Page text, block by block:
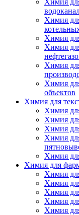
Химия
Химия
Химия
Химия
Химия
Химия
объектов
Химия для
Химия
Химия
Химия
Химия
Химия
Химия для
Химия
Химия
Химия
Химия
Химия